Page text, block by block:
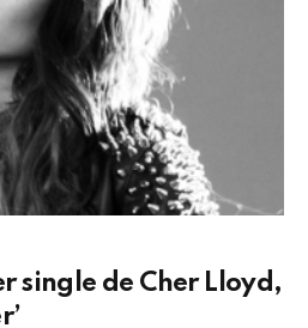
single de Cher Lloyd,